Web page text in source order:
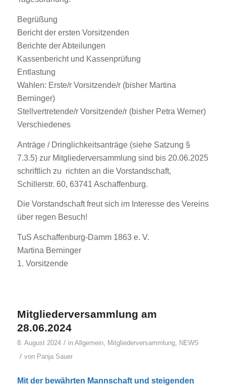
Begrüßung
Bericht der ersten Vorsitzenden
Berichte der Abteilungen
Kassenbericht und Kassenprüfung
Entlastung
Wahlen: Erste/r Vorsitzende/r (bisher Martina
Berninger)
Stellvertretende/r Vorsitzende/r (bisher Petra Werner)
Verschiedenes
Anträge / Dringlichkeitsanträge (siehe Satzung §
7.3.5) zur Mitgliederversammlung sind bis 20.06.2025
schriftlich zu richten an die Vorstandschaft,
Schillerstr. 60, 63741 Aschaffenburg.
Die Vorstandschaft freut sich im Interesse des Vereins
über regen Besuch!
TuS Aschaffenburg-Damm 1863 e. V.
Martina Berninger
1. Vorsitzende
Mitgliederversammlung am
28.06.2024
8. August 2024 / in Allgemein, Mitgliederversammlung, NEWS
/ von Panja Sauer
Mit der bewährten Mannschaft und steigenden